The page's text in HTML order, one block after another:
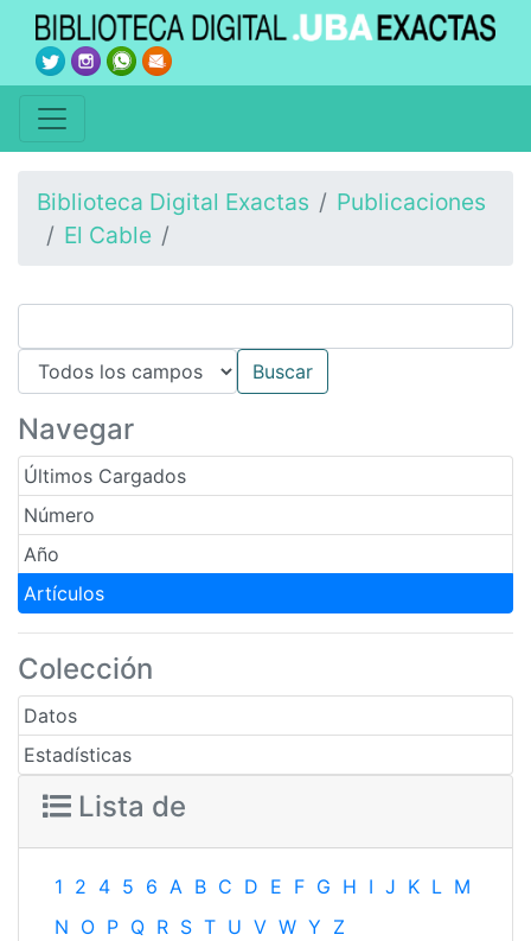
Biblioteca Digital Exactas
Publicaciones
El Cable
Navegar
Últimos Cargados
Número
Año
Artículos
Colección
Datos
Estadísticas
Lista de
1 2 4 5 6 A B C D E F G H I J K L M
N O P Q R S T U V W Y Z